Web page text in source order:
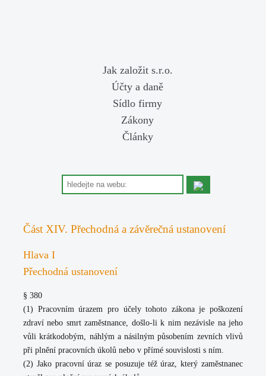
Jak založit s.r.o.
Účty a daně
Sídlo firmy
Zákony
Články
Část XIV. Přechodná a závěrečná ustanovení
Hlava I
Přechodná ustanovení
§ 380
(1) Pracovním úrazem pro účely tohoto zákona je poškození
zdraví nebo smrt zaměstnance, došlo-li k nim nezávisle na jeho
vůli krátkodobým, náhlým a násilným působením zevních vlivů
při plnění pracovních úkolů nebo v přímé souvislosti s ním.
(2) Jako pracovní úraz se posuzuje též úraz, který zaměstnanec